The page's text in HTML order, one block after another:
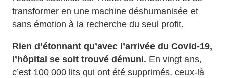
transformer en une machine déshumanisée et
sans émotion à la recherche du seul profit.
Rien d’étonnant qu’avec l’arrivée du Covid-19,
l’hôpital se soit trouvé démuni. En vingt ans,
c’est 100 000 lits qui ont été supprimés, ceux-là